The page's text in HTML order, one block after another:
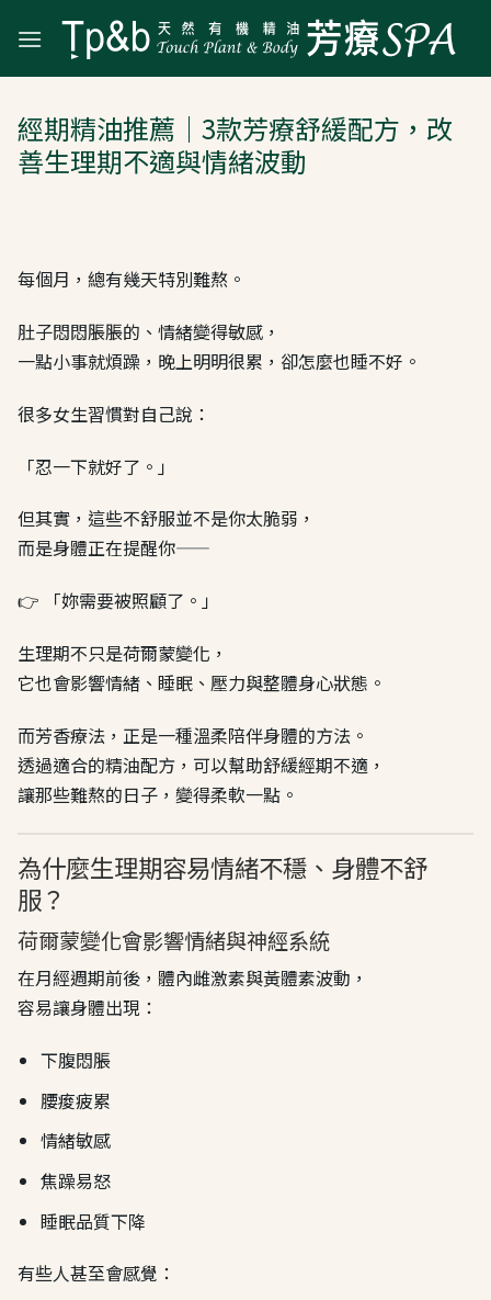
經期精油推薦｜3款芳療舒緩配方，改
善生理期不適與情緒波動
每個月，總有幾天特別難熬。
肚子悶悶脹脹的、情緒變得敏感，
一點小事就煩躁，晚上明明很累，卻怎麼也睡不好。
很多女生習慣對自己說：
「忍一下就好了。」
但其實，這些不舒服並不是你太脆弱，
而是身體正在提醒你——
👉 「妳需要被照顧了。」
生理期不只是荷爾蒙變化，
它也會影響情緒、睡眠、壓力與整體身心狀態。
而芳香療法，正是一種溫柔陪伴身體的方法。
透過適合的精油配方，可以幫助舒緩經期不適，
讓那些難熬的日子，變得柔軟一點。
為什麼生理期容易情緒不穩、身體不舒
服？
荷爾蒙變化會影響情緒與神經系統
在月經週期前後，體內雌激素與黃體素波動，
容易讓身體出現：
下腹悶脹
腰痠疲累
情緒敏感
焦躁易怒
睡眠品質下降
有些人甚至會感覺：